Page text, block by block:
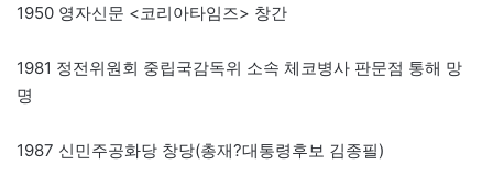
1950 영자신문 <코리아타임즈> 창간
1981 정전위원회 중립국감독위 소속 체코병사 판문점 통해 망
명
1987 신민주공화당 창당(총재?대통령후보 김종필)